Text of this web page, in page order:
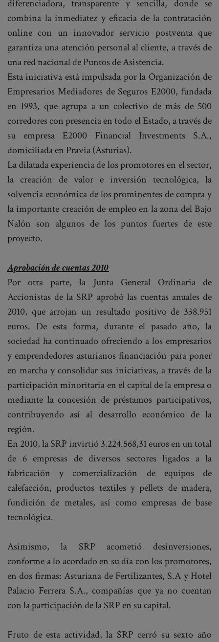
diferenciadora, transparente y sencilla, donde se
combina la inmediatez y eficacia de la contratación
online con un innovador servicio postventa que
garantiza una atención personal al cliente, a través de
una red nacional de Puntos de Asistencia.
Esta iniciativa está impulsada por la Organización de
Empresarios Mediadores de Seguros E2000, fundada
en 1993, que agrupa a un colectivo de más de 500
corredores con presencia en todo el Estado, a través de
su empresa E2000 Financial Investments S.A.,
domiciliada en Pravia (Asturias).
La dilatada experiencia de los promotores en el sector,
la creación de valor e inversión tecnológica, la
solvencia económica de los prominentes de compra y
la importante creación de empleo en la zona del Bajo
Nalón son algunos de los puntos fuertes de este
proyecto.
Aprobación de cuentas 2010
Por otra parte, la Junta General Ordinaria de
Accionistas de la SRP aprobó las cuentas anuales de
2010, que arrojan un resultado positivo de 338.951
euros. De esta forma, durante el pasado año, la
sociedad ha continuado ofreciendo a los empresarios
y emprendedores asturianos financiación para poner
en marcha y consolidar sus iniciativas, a través de la
participación minoritaria en el capital de la empresa o
mediante la concesión de préstamos participativos,
contribuyendo así al desarrollo económico de la
región.
En 2010, la SRP invirtió 3.224.568,31 euros en un total
de 6 empresas de diversos sectores ligados a la
fabricación y comercialización de equipos de
calefacción, productos textiles y pellets de madera,
fundición de metales, así como empresas de base
tecnológica.
Asimismo, la SRP acometió desinversiones,
conforme a lo acordado en su día con los promotores,
en dos firmas: Asturiana de Fertilizantes, S.A y Hotel
Palacio Ferrera S.A., compañías que ya no cuentan
con la participación de la SRP en su capital.
Fruto de esta actividad, la SRP cerró su sexto año